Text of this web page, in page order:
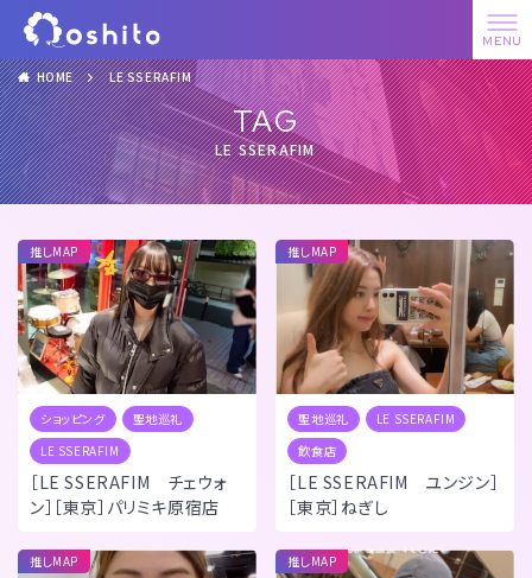
HOME LE SSERAFIM
TAG
LE SSERAFIM
推しMAP
ショッピング
聖地巡礼
LE SSERAFIM
［LE SSERAFIM チェウォ
ン］［東京］パリミキ原宿店
推しMAP
聖地巡礼
LE SSERAFIM
飲食店
［LE SSERAFIM ユンジン］
［東京］ねぎし
推しMAP 推しMAP